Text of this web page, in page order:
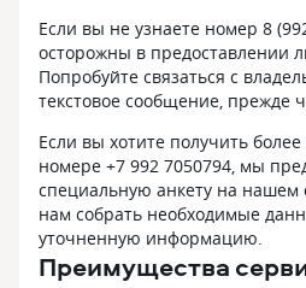
Если вы не узнаете номер 8
осторожны в предоставлении
Попробуйте связаться с
текстовое сообщение, прежде
Если вы хотите получить
номере +7 992 7050794, мы
специальную анкету на нашем
нам собрать необходимые
уточненную информацию.
Преимущества